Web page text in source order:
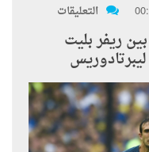
التعليقات
ريفر بليت